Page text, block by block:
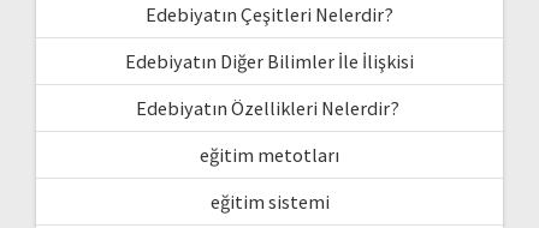
Edebiyatın Çeşitleri Nelerdir?
Edebiyatın Diğer Bilimler İle İlişkisi
Edebiyatın Özellikleri Nelerdir?
eğitim metotları
eğitim sistemi